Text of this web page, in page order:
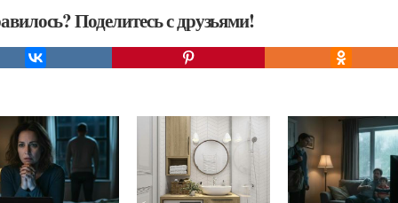
Поделитесь с друзьями!